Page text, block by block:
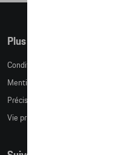
Plus d'informations
Conditions de vente
Mentions légales
Précision des tailles
Vie privée